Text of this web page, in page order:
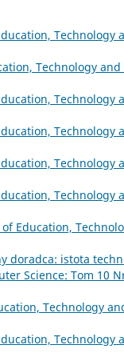
Technology
Technology
Technology
Technology
Technology
Technology
of Education,
doradca: istota
Science: Tom 10
Technology
Technology